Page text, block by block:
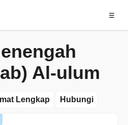
☰
Al-ulum
Lengkap Hubungi